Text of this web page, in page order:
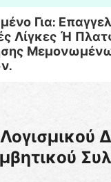
Για:
Λίγκες Ή